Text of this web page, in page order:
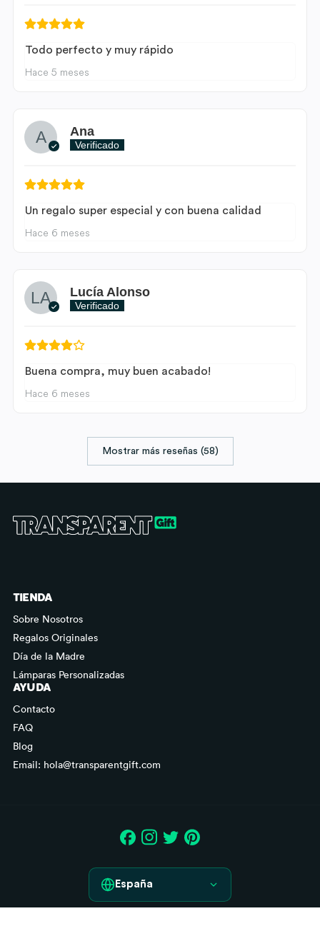
Todo perfecto y muy rápido
Hace 5 meses
Ana
Verificado
Un regalo super especial y con buena calidad
Hace 6 meses
Lucía Alonso
Verificado
Buena compra, muy buen acabado!
Hace 6 meses
Mostrar más reseñas (58)
TIENDA
Sobre Nosotros
Regalos Originales
Día de la Madre
Lámparas Personalizadas
AYUDA
Contacto
FAQ
Blog
Email: hola@transparentgift.com
España